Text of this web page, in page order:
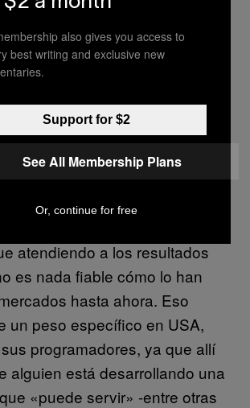
mayor.
sin entrar en un
explícito con los que estamos
comercio de drogas entre
de OpenBazaar se ha
reacio a este campo de
alguna vez han dicho que
que los vendedores de
el lugar», lo cual es
atendiendo a los resultados
es nada fiable cómo lo han
hasta ahora. Eso
un peso específico en USA,
programadores, ya que allí
alguien está desarrollando una
«puede servir» -entre otras
also gives you access to
best writing and exclusive new
Support for $2
See All Membership Plans
Or, continue for free